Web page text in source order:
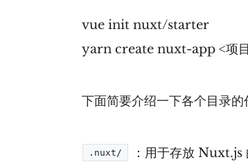
vue init nuxt/starter
yarn create nuxt-app <项
下面简要介绍一下各个目录的
.nuxt/ ：用于存放 Nuxt.js